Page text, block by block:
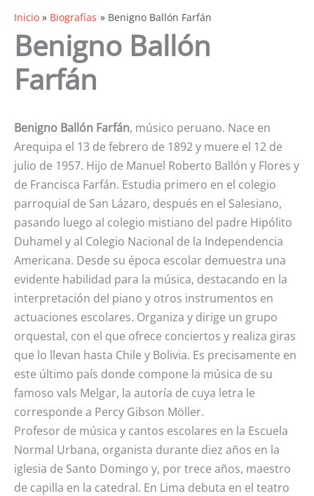
Inicio Biografías Benigno Ballón Farfán
Benigno Ballón
Farfán
Benigno Ballón Farfán, músico peruano. Nace en
Arequipa el 13 de febrero de 1892 y muere el 12 de
julio de 1957. Hijo de Manuel Roberto Ballón y Flores y
de Francisca Farfán. Estudia primero en el colegio
parroquial de San Lázaro, después en el Salesiano,
pasando luego al colegio mistiano del padre Hipólito
Duhamel y al Colegio Nacional de la Independencia
Americana. Desde su época escolar demuestra una
evidente habilidad para la música, destacando en la
interpretación del piano y otros instrumentos en
actuaciones escolares. Organiza y dirige un grupo
orquestal, con el que ofrece conciertos y realiza giras
que lo llevan hasta Chile y Bolivia. Es precisamente en
este último país donde compone la música de su
famoso vals Melgar, la autoría de cuya letra le
corresponde a Percy Gibson Möller.
Profesor de música y cantos escolares en la Escuela
Normal Urbana, organista durante diez años en la
iglesia de Santo Domingo y, por trece años, maestro
de capilla en la catedral. En Lima debuta en el teatro